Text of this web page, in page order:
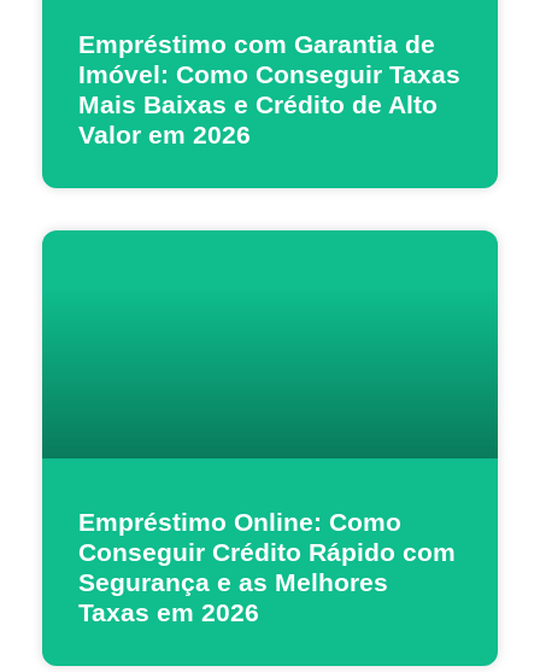
Empréstimo com Garantia de
Imóvel: Como Conseguir Taxas
Mais Baixas e Crédito de Alto
Valor em 2026
Empréstimo Online: Como
Conseguir Crédito Rápido com
Segurança e as Melhores
Taxas em 2026